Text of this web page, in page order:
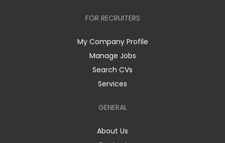
FOR RECRUITERS
My Company Profile
Manage Jobs
Search CVs
Services
GENERAL
About Us